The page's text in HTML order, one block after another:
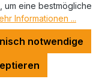
eine bestmögliche
Informationen ...
notwendige